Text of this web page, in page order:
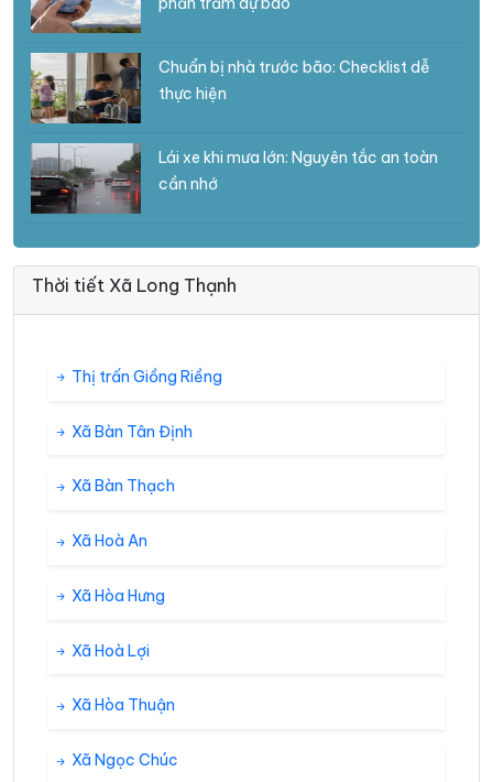
Chuẩn bị nhà trước bão: Checklist dễ
thực hiện
Lái xe khi mưa lớn: Nguyên tắc an toàn
cần nhớ
Thời tiết Xã Long Thạnh
Thị trấn Giồng Riềng
Xã Bàn Tân Định
Xã Bàn Thạch
Xã Hoà An
Xã Hòa Hưng
Xã Hoà Lợi
Xã Hòa Thuận
Xã Ngọc Chúc